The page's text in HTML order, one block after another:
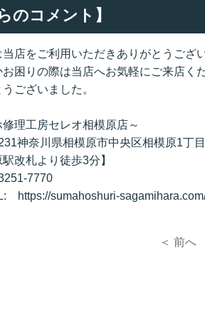
のコメント】
当店をご利用いただきありがとうござ
お困りの際は当店へお気軽にご来店く
ございました。
修理工房セレオ相模原店～
神奈川県相模原市中央区相模原1丁
駅改札より徒歩3分】
7770
https://sumahoshuri-
＜ 前へ